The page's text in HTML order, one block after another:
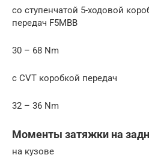
со ступенчатой 5-ходовой
передач F5MBB
30 – 68 Nm
с CVT коробкой передач
32 – 36 Nm
Моменты затяжки на
на кузове